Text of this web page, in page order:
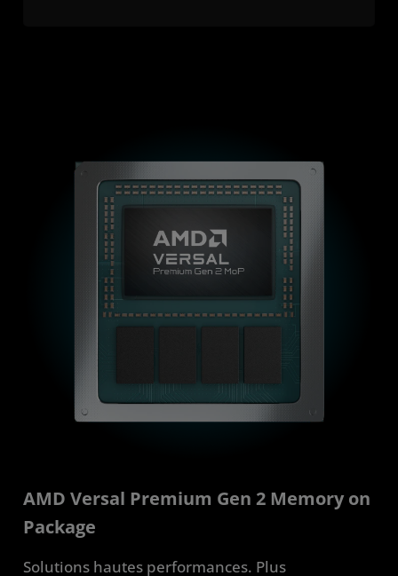
AMD Versal Premium Gen 2 Memory on
Package
Solutions hautes performances. Plus